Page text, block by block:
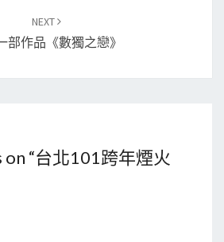
NEXT
部作品《數獨之戀》
“台北101跨年煙火